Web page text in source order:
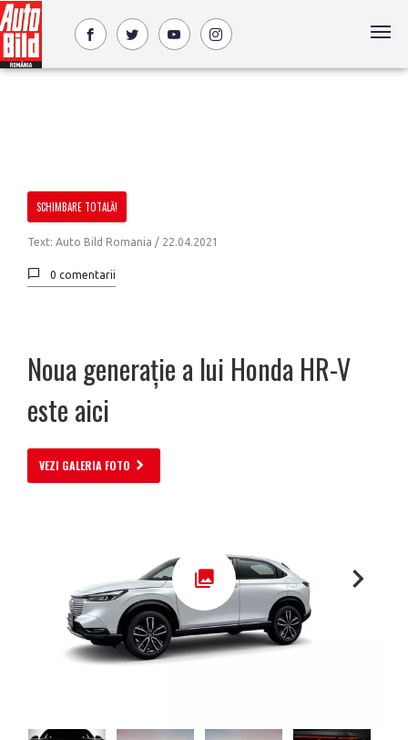
SCHIMBARE TOTALĂ!
Text: Auto Bild Romania / 22.04.2021
0 comentarii
Noua generație a lui Honda HR-V
este aici
VEZI GALERIA FOTO